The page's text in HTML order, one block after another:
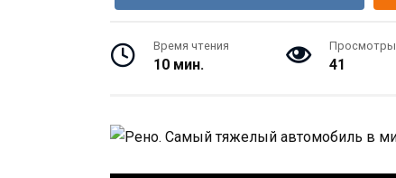
Время чтения
10 мин.
Просмотры
41